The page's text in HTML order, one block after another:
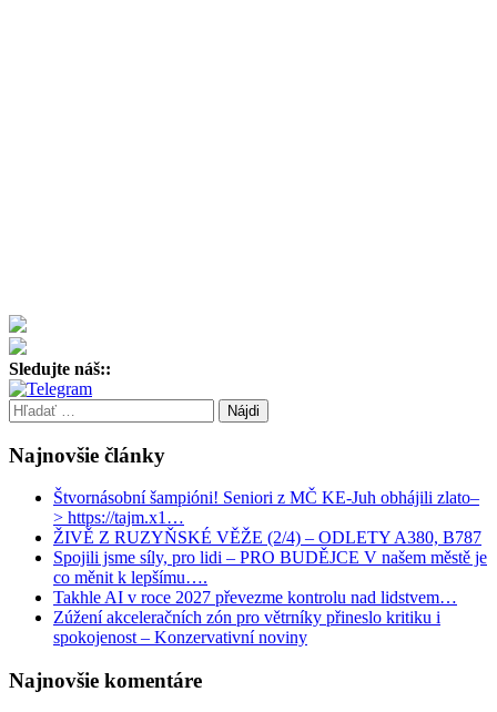
Sledujte náš::
Hľadať:
Najnovšie články
Štvornásobní šampióni! Seniori z MČ KE-Juh obhájili zlato–
> https://tajm.x1…
ŽIVĚ Z RUZYŇSKÉ VĚŽE (2/4) – ODLETY A380, B787
Spojili jsme síly, pro lidi – PRO BUDĚJCE V našem městě je
co měnit k lepšímu….
Takhle AI v roce 2027 převezme kontrolu nad lidstvem…
Zúžení akceleračních zón pro větrníky přineslo kritiku i
spokojenost – Konzervativní noviny
Najnovšie komentáre